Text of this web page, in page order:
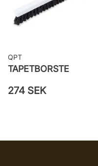
QPT
TAPETBORSTE
274 SEK